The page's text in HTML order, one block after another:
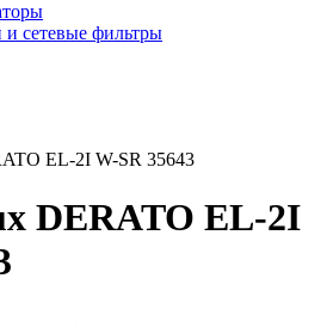
и сетевые фильтры
EL-2I W-SR 35643
DERATO EL-2I